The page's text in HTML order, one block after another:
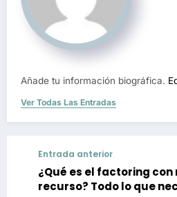
Añade tu información biográfica.
Ver Todas Las Entradas
Entrada anterior
¿Qué es el factoring con
recurso? Todo lo que